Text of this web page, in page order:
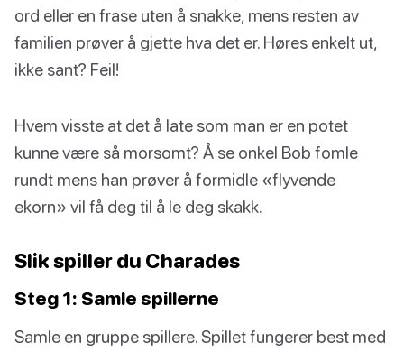
ord eller en frase uten å snakke, mens resten av
familien prøver å gjette hva det er. Høres enkelt ut,
ikke sant? Feil!
Hvem visste at det å late som man er en potet
kunne være så morsomt? Å se onkel Bob fomle
rundt mens han prøver å formidle «flyvende
ekorn» vil få deg til å le deg skakk.
Slik spiller du Charades
Steg 1: Samle spillerne
Samle en gruppe spillere. Spillet fungerer best med